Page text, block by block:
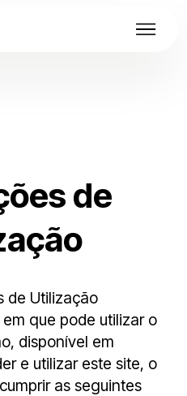
de
de Utilização
que pode utilizar o
disponível em
e utilizar este site, o
as seguintes